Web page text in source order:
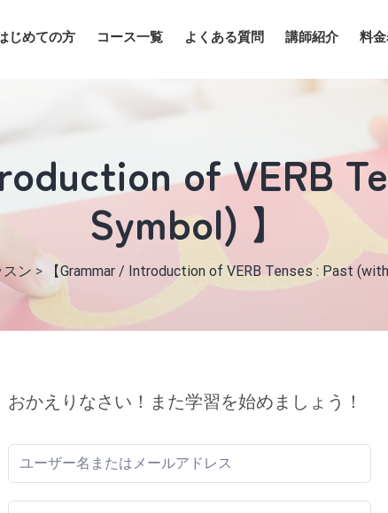
じめての方 コース一覧 よくある質問 講師紹介 料
of VERB
Symbol) 】
スン > 【Grammar / Introduction of VERB Tenses : Past (with
おかえりなさい！また学習を始めましょう！